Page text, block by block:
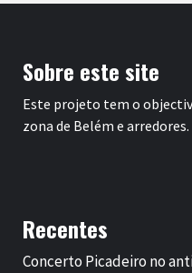
Sobre este site
Este projeto tem o
zona de Belém e arredores.
Recentes
Concerto Picadeiro no